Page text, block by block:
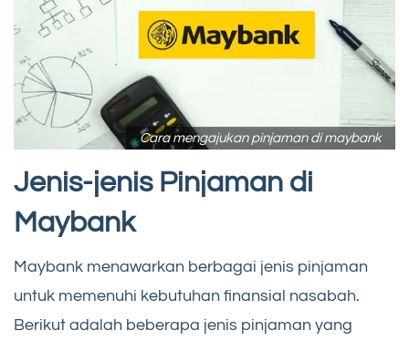
Cara mengajukan pinjaman di maybank
Jenis-jenis Pinjaman di
Maybank
Maybank menawarkan berbagai jenis pinjaman
untuk memenuhi kebutuhan finansial nasabah.
Berikut adalah beberapa jenis pinjaman yang